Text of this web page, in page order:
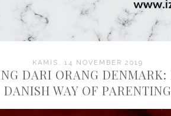
KAMIS, 14 NOVEMBER 2019
DARI ORANG
DANISH WAY OF PARENTING